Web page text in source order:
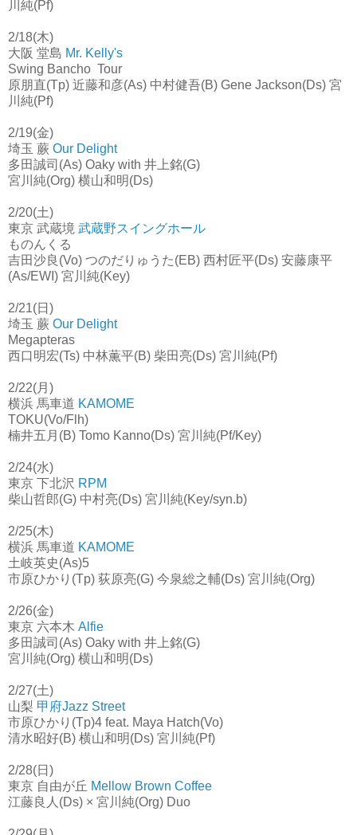
川純(Pf)
2/18(木)
大阪 堂島 Mr. Kelly's
Swing Bancho Tour
原朋直(Tp) 近藤和彦(As) 中村健吾(B) Gene Jackson(Ds) 宮
川純(Pf)
2/19(金)
埼玉 蕨 Our Delight
多田誠司(As) Oaky with 井上銘(G)
宮川純(Org) 横山和明(Ds)
2/20(土)
東京 武蔵境 武蔵野スイングホール
ものんくる
吉田沙良(Vo) つのだりゅうた(EB) 西村匠平(Ds) 安藤康平
(As/EWI) 宮川純(Key)
2/21(日)
埼玉 蕨 Our Delight
Megapteras
西口明宏(Ts) 中林薫平(B) 柴田亮(Ds) 宮川純(Pf)
2/22(月)
横浜 馬車道 KAMOME
TOKU(Vo/Flh)
楠井五月(B) Tomo Kanno(Ds) 宮川純(Pf/Key)
2/24(水)
東京 下北沢 RPM
柴山哲郎(G) 中村亮(Ds) 宮川純(Key/syn.b)
2/25(木)
横浜 馬車道 KAMOME
土岐英史(As)5
市原ひかり(Tp) 荻原亮(G) 今泉総之輔(Ds) 宮川純(Org)
2/26(金)
東京 六本木 Alfie
多田誠司(As) Oaky with 井上銘(G)
宮川純(Org) 横山和明(Ds)
2/27(土)
山梨 甲府Jazz Street
市原ひかり(Tp)4 feat. Maya Hatch(Vo)
清水昭好(B) 横山和明(Ds) 宮川純(Pf)
2/28(日)
東京 自由が丘 Mellow Brown Coffee
江藤良人(Ds) × 宮川純(Org) Duo